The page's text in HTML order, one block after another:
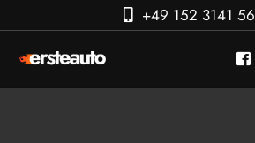
+49 152 3141